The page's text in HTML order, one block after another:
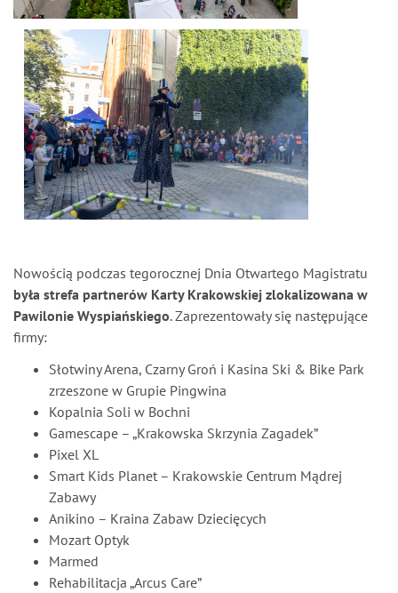
Nowością podczas tegorocznej Dnia Otwartego Magistratu
była strefa partnerów Karty Krakowskiej zlokalizowana w
Pawilonie Wyspiańskiego. Zaprezentowały się następujące
firmy:
Słotwiny Arena, Czarny Groń i Kasina Ski & Bike Park
zrzeszone w Grupie Pingwina
Kopalnia Soli w Bochni
Gamescape – „Krakowska Skrzynia Zagadek”
Pixel XL
Smart Kids Planet – Krakowskie Centrum Mądrej
Zabawy
Anikino – Kraina Zabaw Dziecięcych
Mozart Optyk
Marmed
Rehabilitacja „Arcus Care”